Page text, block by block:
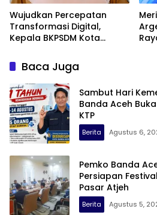
Wujudkan Percepatan
Transformasi Digital,
Kepala BKPSDM Kota
Manfaatkan Lemari Digital
Baca Juga
Sambut Hari
Banda Aceh
KTP
Berita Agustus 6,
Pemko Banda
Persiapan
Pasar Atjeh
Berita Agustus 5,